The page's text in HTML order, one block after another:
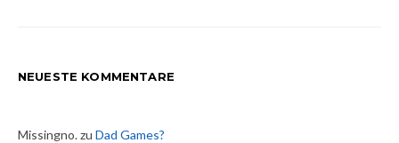
NEUESTE KOMMENTARE
Missingno.zu Dad Games?